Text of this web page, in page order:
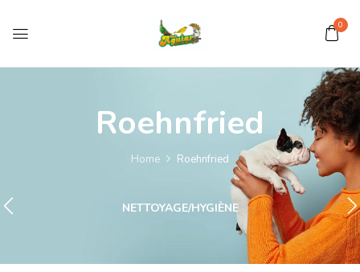
0
Roehnfried
Home Roehnfried
NETTOYAGE/HYGIÈNE